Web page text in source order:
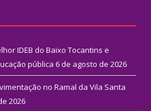
IDEB do Baixo Tocantins e
pública 6 de agosto de 2026
no Ramal da Vila Santa
2026